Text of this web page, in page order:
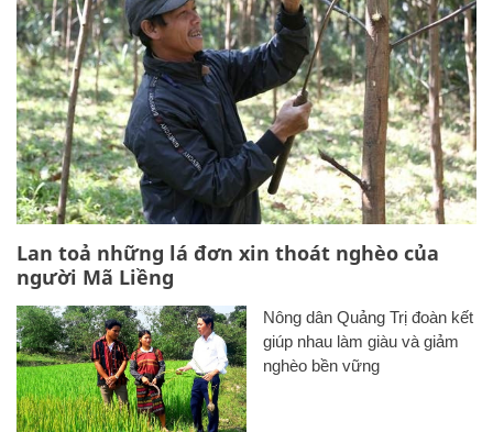
Lan toả những lá đơn xin thoát nghèo của
người Mã Liềng
Nông dân Quảng Trị đoàn kết
giúp nhau làm giàu và giảm
nghèo bền vững